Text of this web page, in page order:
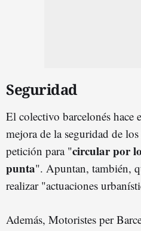
Seguridad
El colectivo barcelonés hace
mejora de la seguridad de
petición para "circular por
punta". Apuntan, también,
realizar "actuaciones
Además, Motoristes per